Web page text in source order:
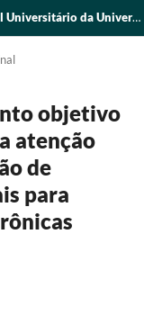
Jornal de Ciências da Saúde do Hospital Universitário da Universidade Federal do Piauí
objetivo
atenção
de
para